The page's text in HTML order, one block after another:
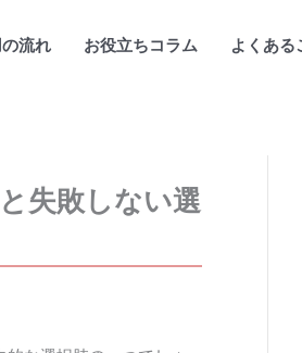
流れ お役立ちコラム よくある
失敗しない選